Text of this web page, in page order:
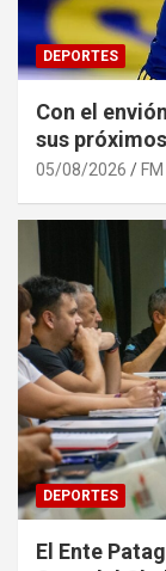
DEPORTES
Con el
sus
05/08/2026
DEPORTES
El Ente